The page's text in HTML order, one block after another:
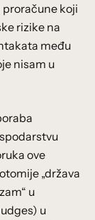
koji
rizike na
među
nisam u
ove
„država
u
u